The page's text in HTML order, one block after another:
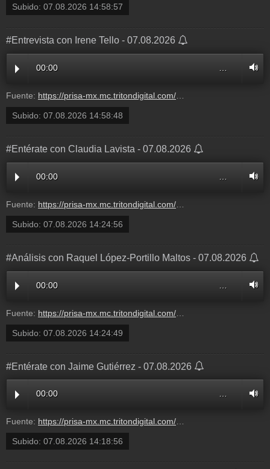
Subido: 07.08.2026 14:58:57
#Entrevista con Irene Tello - 07.08.2026
00:00
Fuente: https://prisa-mx.mc.tritondigital.com/ASI_LAS_COSAS_CON_CARLOS_LORET_DE_MOLA_W_RADIO_1204_P/media/play/audios/2026/8/7/111RD380000000191848.mp3?dest=asi_las_cosas_con_carlos_loret_de_mola
Subido: 07.08.2026 14:58:48
#Entérate con Claudia Lavista - 07.08.2026
00:00
Fuente: https://prisa-mx.mc.tritondigital.com/ASI_LAS_COSAS_CON_CARLOS_LORET_DE_MOLA_W_RADIO_1204_P/media/play/audios/2026/8/7/111RD380000000191845.mp3?dest=asi_las_cosas_con_carlos_loret_de_mola
Subido: 07.08.2026 14:24:56
#Análisis con Raquel López-Portillo Maltos - 07.08.2026
00:00
Fuente: https://prisa-mx.mc.tritondigital.com/ASI_LAS_COSAS_CON_CARLOS_LORET_DE_MOLA_W_RADIO_1204_P/media/play/audios/2026/8/7/111RD380000000191844.mp3?dest=asi_las_cosas_con_carlos_loret_de_mola
Subido: 07.08.2026 14:24:49
#Entérate con Jaime Gutiérrez - 07.08.2026
00:00 …
Fuente: https://prisa-mx.mc.tritondigital.com/ASI_LAS_COSAS_CON_CARLOS_LORET_DE_MOLA_W_RADIO_1204_P/media/play/audios/2026/8/7/111RD380000000191843.mp3?dest=asi_las_cosas_con_carlos_loret_de_mola
Subido: 07.08.2026 14:18:56